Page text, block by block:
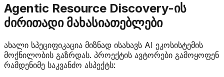
Agentic Resource Discovery-ის
ძირითადი მახასიათებლები
ახალი სპეციფიკაცია მიზნად ისახავს AI ეკოსისტემის
მოქნილობის გაზრდას. პროექტის ავტორები გამოყოფენ
რამდენიმე საკვანძო ასპექტს: